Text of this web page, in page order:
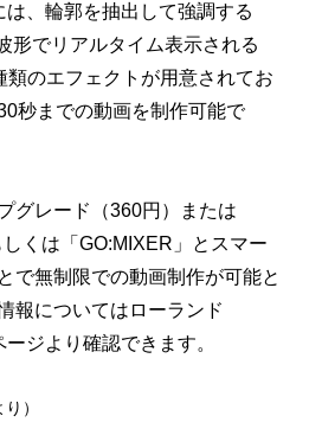
は、輪郭を抽出して強調する
形でリアルタイム表示される
類のエフェクトが用意されてお
秒までの動画を制作可能で
グレード（360円）または
しくは「GO:MIXER」とスマー
で無制限での動画制作が可能と
報についてはローランド
ージより確認できます。
）